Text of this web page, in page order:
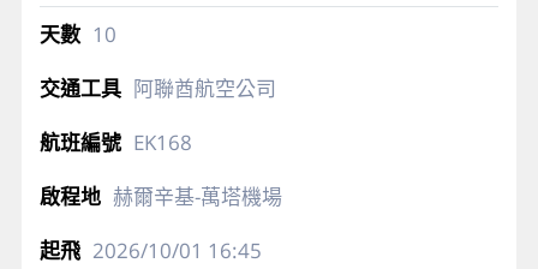
10
阿聯酋航空公司
EK168
赫爾辛基-萬塔機場
2026/10/01 16:45